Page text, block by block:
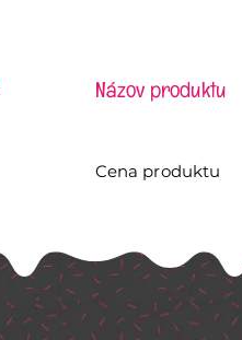
Názov produktu
Cena produktu